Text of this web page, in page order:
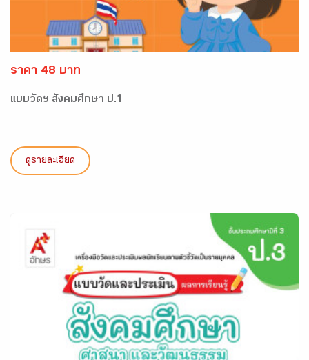
ราคา 48 บาท
แบบวัดฯ สังคมศึกษา ป.1
ดูรายละเอียด